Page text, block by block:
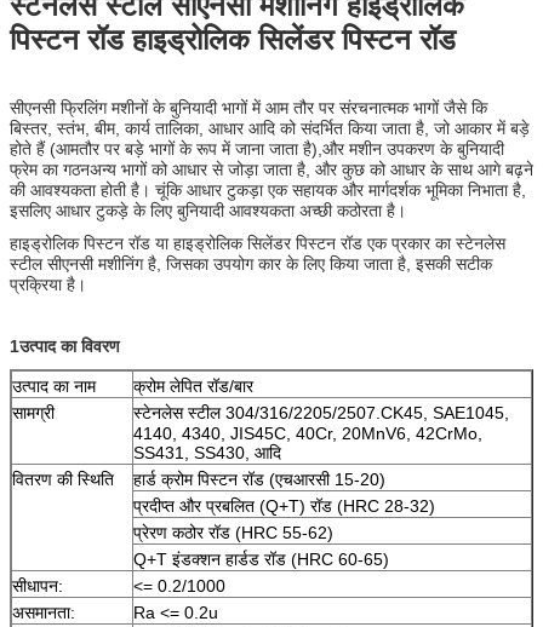
पिस्टन रॉड हाइड्रोलिक सिलेंडर पिस्टन रॉड
सीएनसी फ्रिलिंग मशीनों के बुनियादी भागों में आम तौर पर संरचनात्मक भागों जैसे कि
बिस्तर, स्तंभ, बीम, कार्य तालिका, आधार आदि को संदर्भित किया जाता है, जो आकार में बड़े
होते हैं (आमतौर पर बड़े भागों के रूप में जाना जाता है),और मशीन उपकरण के बुनियादी
फ्रेम का गठनअन्य भागों को आधार से जोड़ा जाता है, और कुछ को आधार के साथ आगे बढ़ने
की आवश्यकता होती है। चूंकि आधार टुकड़ा एक सहायक और मार्गदर्शक भूमिका निभाता है,
इसलिए आधार टुकड़े के लिए बुनियादी आवश्यकता अच्छी कठोरता है।
हाइड्रोलिक पिस्टन रॉड या हाइड्रोलिक सिलेंडर पिस्टन रॉड एक प्रकार का स्टेनलेस
स्टील सीएनसी मशीनिंग है, जिसका उपयोग कार के लिए किया जाता है, इसकी सटीक
प्रक्रिया है।
1उत्पाद का विवरण
उत्पाद का नाम
क्रोम लेपित रॉड/बार
सामग्री
स्टेनलेस स्टील 304/316/2205/2507.CK45, SAE1045,
4140, 4340, JIS45C, 40Cr, 20MnV6, 42CrMo,
SS431, SS430, आदि
वितरण की स्थिति
हार्ड क्रोम पिस्टन रॉड (एचआरसी 15-20)
प्रदीप्त और प्रबलित (Q+T) रॉड (HRC 28-32)
प्रेरण कठोर रॉड (HRC 55-62)
Q+T इंडक्शन हार्डड रॉड (HRC 60-65)
सीधापन:
<= 0.2/1000
असमानता:
Ra <= 0.2u